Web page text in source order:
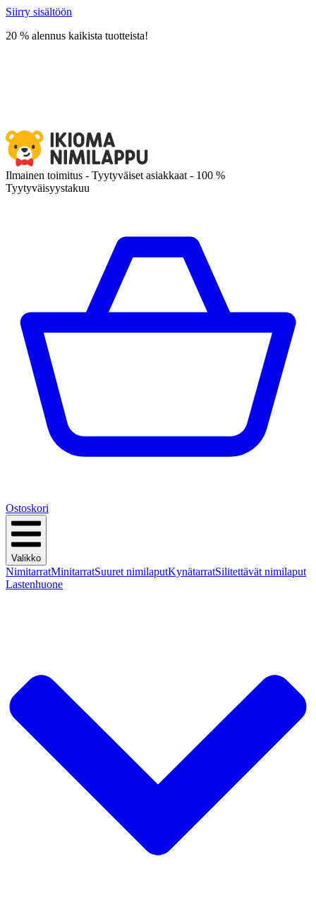
Siirry sisältöön
20 % alennus kaikista tuotteista!
Ilmainen toimitus - Tyytyväiset asiakkaat - 100 %
Tyytyväisyystakuu
Ostoskori
Valikko
NimitarratMinitarratSuuret nimilaputKynätarratSilitettävät nimilaput
Lastenhuone